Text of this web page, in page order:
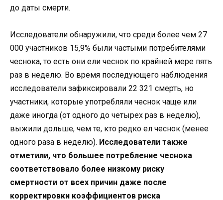
до даты смерти.
Исследователи обнаружили, что среди более чем 27
000 участников 15,9% были частыми потребителями
чеснока, то есть они ели чеснок по крайней мере пять
раз в неделю. Во время последующего наблюдения
исследователи зафиксировали 22 321 смерть, но
участники, которые употребляли чеснок чаще или
даже иногда (от одного до четырех раз в неделю),
выжили дольше, чем те, кто редко ел чеснок (менее
одного раза в неделю). Исследователи также
отметили, что большее потребление чеснока
соответствовало более низкому риску
смертности от всех причин даже после
корректировки коэффициентов риска